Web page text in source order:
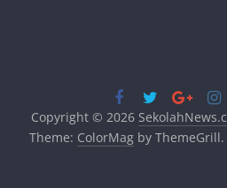
Copyright © 2026
Theme: ColorMagby ThemeGrill.